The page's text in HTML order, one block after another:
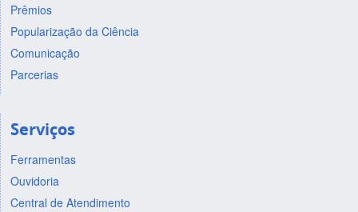
Prêmios
Popularização da Ciência
Comunicação
Parcerias
Serviços
Ferramentas
Ouvidoria
Central de Atendimento